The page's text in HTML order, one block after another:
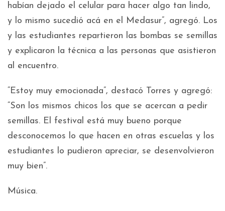
habían dejado el celular para hacer algo tan lindo,
y lo mismo sucedió acá en el Medasur”, agregó. Los
y las estudiantes repartieron las bombas se semillas
y explicaron la técnica a las personas que asistieron
al encuentro.
“Estoy muy emocionada”, destacó Torres y agregó:
“Son los mismos chicos los que se acercan a pedir
semillas. El festival está muy bueno porque
desconocemos lo que hacen en otras escuelas y los
estudiantes lo pudieron apreciar, se desenvolvieron
muy bien”.
Música.